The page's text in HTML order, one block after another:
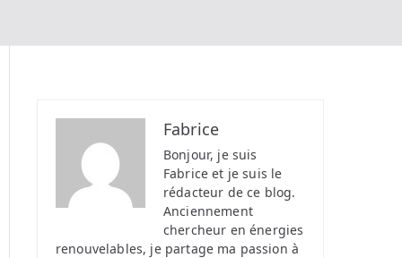
Fabrice
Bonjour, je suis
Fabrice et je suis le
rédacteur de ce blog.
Anciennement
chercheur en énergies
renouvelables, je partage ma passion à